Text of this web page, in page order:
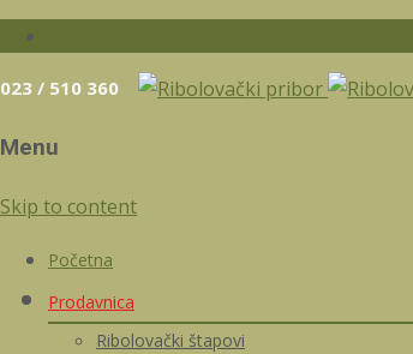
023 / 510 360
Menu
Skip to content
Početna
Prodavnica
Ribolovački štapovi